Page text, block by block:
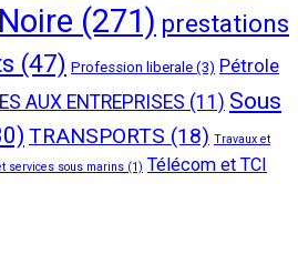
(271) prestations
(47) Profession liberale (3) Pétrole
AUX ENTREPRISES (11) Sous
TRANSPORTS (18) Travaux et
services sous marins (1) Télécom et TCI